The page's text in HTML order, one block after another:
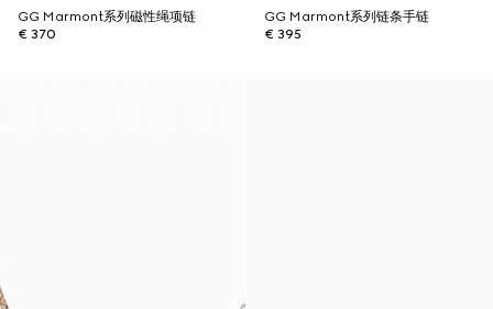
GG Marmont系列磁性绳项链
€ 370
GG Marmont系列链条手链
€ 395